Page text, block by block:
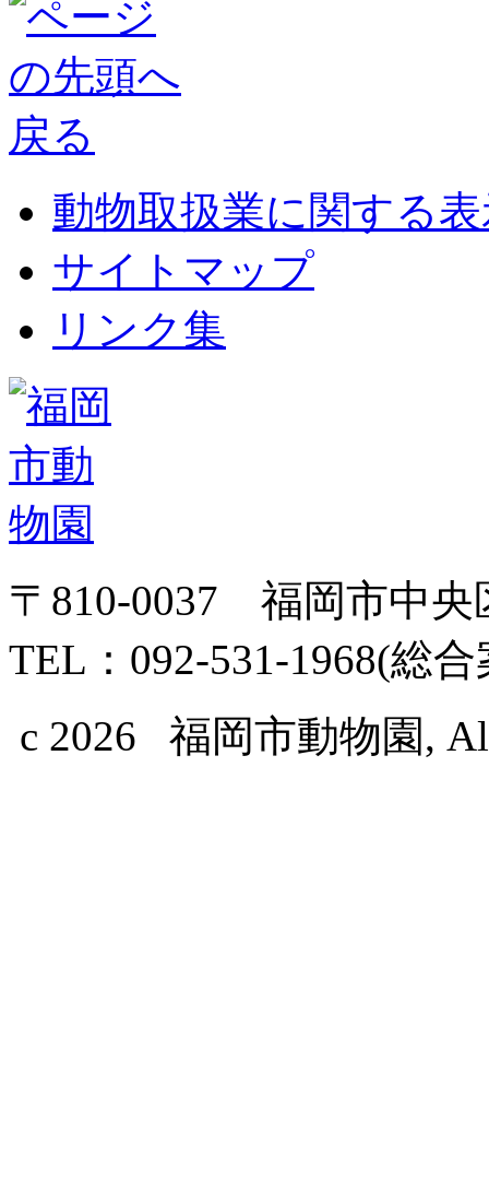
動物取扱業に関する
サイトマップ
リンク集
〒810-0037 福岡市中央
TEL：092-531-1968(総
c 2026 福岡市動物園,